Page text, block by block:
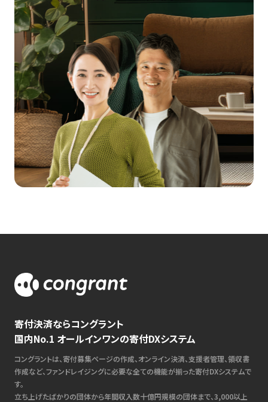
寄付決済ならコングラント
国内No.1 オールインワンの寄付DXシステム
コングラントは、寄付募集ページの作成、オンライン決済、支援者管理、領収書
作成など、ファンドレイジングに必要な全ての機能が揃った寄付DXシステムで
す。
立ち上げたばかりの団体から年間収入数十億円規模の団体まで、3,000以上